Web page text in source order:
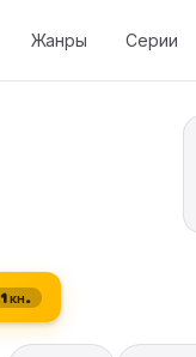
Жанры Серии
1 кн.